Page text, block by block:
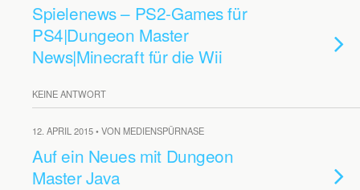
Spielenews – PS2-Games für
PS4|Dungeon Master
News|Minecraft für die Wii
KEINE ANTWORT
12. APRIL 2015 • VON MEDIENSPÜRNASE
Auf ein Neues mit Dungeon
Master Java